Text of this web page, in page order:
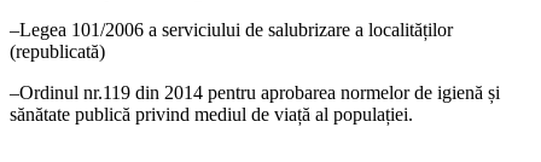
–Legea 101/2006 a serviciului de salubrizare a localităților
(republicată)
–Ordinul nr.119 din 2014 pentru aprobarea normelor de igienă și
sănătate publică privind mediul de viață al populației.